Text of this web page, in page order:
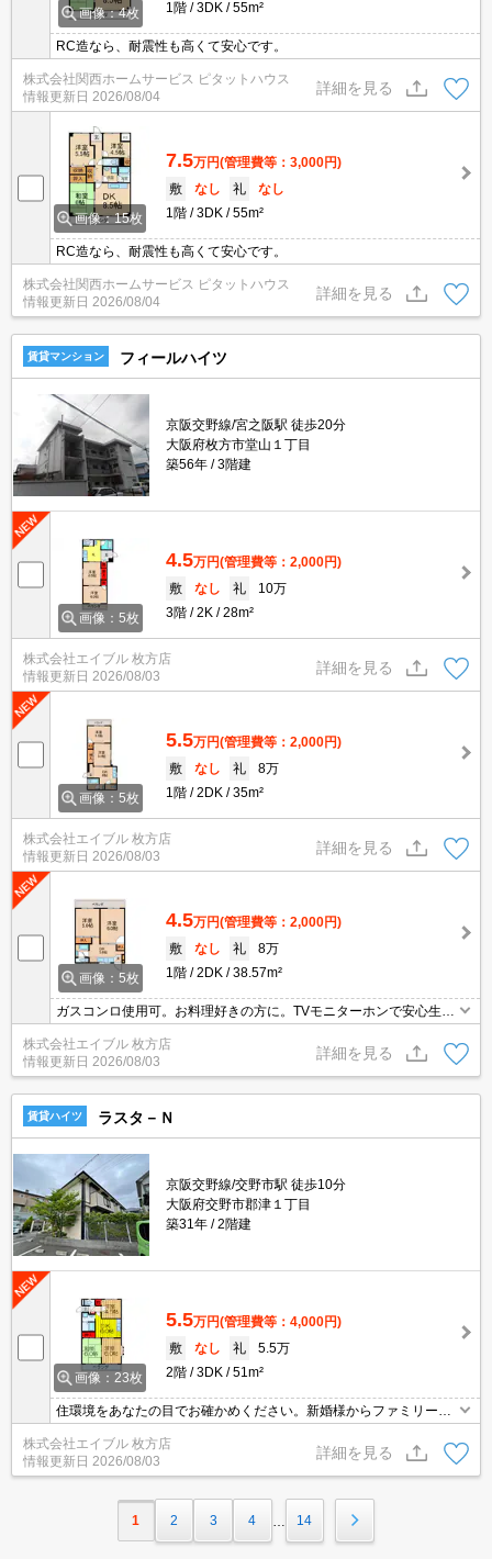
画像：4枚 1階 3DK 55m²
RC造なら、耐震性も高くて安心です。
株式会社関西ホームサービス ピタットハウス
情報更新日 2026/08/04
詳細を見る
画像：15枚
7.5万円(管理費等：3,000円)
敷
なし 礼
なし
1階
3DK 55m²
RC造なら、耐震性も高くて安心です。
株式会社関西ホームサービス ピタットハウス
情報更新日 2026/08/04
詳細を見る
賃貸マンション フィールハイツ
京阪交野線/宮之阪駅 徒歩20分
大阪府枚方市堂山１丁目
築56年
3階建
画像：5枚
4.5万円(管理費等：2,000円)
敷
なし 礼
10万
3階
2K 28m²
株式会社エイブル 枚方店
情報更新日 2026/08/03
詳細を見る
画像：5枚
5.5万円(管理費等：2,000円)
敷
なし 礼
8万
1階
2DK 35m²
株式会社エイブル 枚方店
情報更新日 2026/08/03
詳細を見る
画像：5枚
4.5万円(管理費等：2,000円)
敷
なし 礼
8万
1階
2DK 38.57m²
ガスコンロ使用可。お料理好きの方に。TVモニターホンで安心生活
を!。宅配ボックスあり。
株式会社エイブル 枚方店
情報更新日 2026/08/03
詳細を見る
賃貸ハイツ ラスタ－Ｎ
京阪交野線/交野市駅 徒歩10分
大阪府交野市郡津１丁目
築31年
2階建
画像：23枚
5.5万円(管理費等：4,000円)
敷
なし 礼
5.5万
2階
3DK 51m²
住環境をあなたの目でお確かめください。新婚様からファミリーま
で。保証会社加入要(初回、月額総支払額の50%)。
株式会社エイブル 枚方店
情報更新日 2026/08/03
詳細を見る
1 2 3 4 14